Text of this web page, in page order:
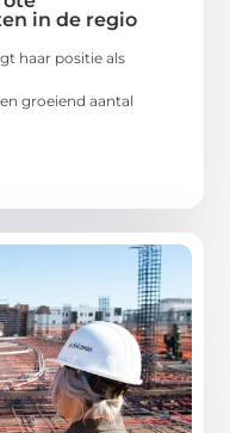
in de regio
haar positie als
groeiend aantal